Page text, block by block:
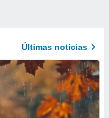
Últimas noticias